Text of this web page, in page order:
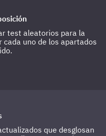
test aleatorios para la
cada uno de los apartados
que desglosan